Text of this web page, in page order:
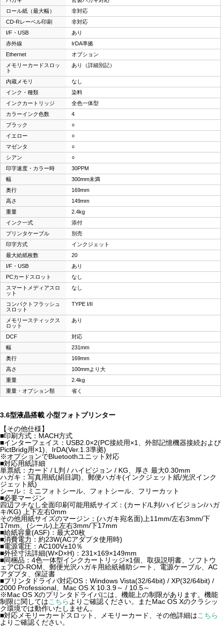
ロール紙（最大幅）
非対応
CD-Rレーベル印刷
非対応
I/F・USB
あり
赤外線
IrDA準拠
Ethernet
オプション
メモリーカードスロッ
ト
あり（詳細別記）
内蔵メモリ
なし
インク・種類
染料
インクカートリッジ
全色一体型
カラーインク色数
4
ブラック
○
イエロー
○
マゼンタ
○
シアン
○
印字速度・カラー時
30PPM
幅
300mm未満
奥行
169mm
高さ
149mm
重量
2.4kg
インク一式
添付
プリンタケーブル
別売
印字方式
インクジェット
最大給紙枚数
20
I/F・USB
あり
PCカードスロット
なし
スマートメディアスロ
ット
なし
コンパクトフラッシュ
スロット
TYPE I/II
メモリースティックス
ロット
あり
DCF
対応
幅
231mm
奥行
169mm
高さ
100mmより大
重量
2.4kg
重量・オプション類
省く
3.6型液晶搭載 小型フォトプリンター
【その他仕様】
■印刷方式：MACH方式
■インターフェイス：USB2.0×2(PC接続用×1、外部記憶機器接続および
PictBridg用×1)、IrDA(Ver.1.3準拠)
※オプションでBluetoothユニット対応
■対応用紙詳細
単票紙：カード / L判 / ハイビジョン / KG、厚さ 最大0.30mm
ハガキ：写真用紙(絹目調)、郵便ハガキ(インクジェット紙/光沢インク
ジェット紙)
シール：ミニフォトシール、フォトシール、フリーカット
■必要マージン
四辺フチなし全面印刷可能用紙サイズ：(カード/L判/ハイビジョン/ハガ
キ/KG) 上下左右0mm
その他用紙サイズのマージン：(ハガキ宛名面)上11mm/左右3mm/下
17mm、(シール)上左右3mm/下17mm
■給紙容量(ASF)：最大20枚
■消費電力：約23W(ACアダプタ使用時)
■電源電圧：AC100V±10％
■外径寸法詳細(W×D×H)：231×169×149mm
■同梱品：4色一体型インクカートリッジ×1個、取扱説明書、ソフトウ
ェアCD-ROM、郵便光沢ハガキ用給紙補助シート、電源ケーブル、AC
アダプタ、保証書
■プリンタドライバ対応OS：Windows Vista(32/64bit) / XP(32/64bit) /
2000 Professional、Mac OS X 10.3.9～ / 10.5～
※Mac OS Xのプリンタドライバには、機能上の制限があります。機能
制限に関してはこちら よりご確認ください。またMac OS Xのクラシッ
ク環境では動作いたしません。
■対応メモリーカードスロット、メモリーカード、その他詳細はこちら
よりご確認ください。